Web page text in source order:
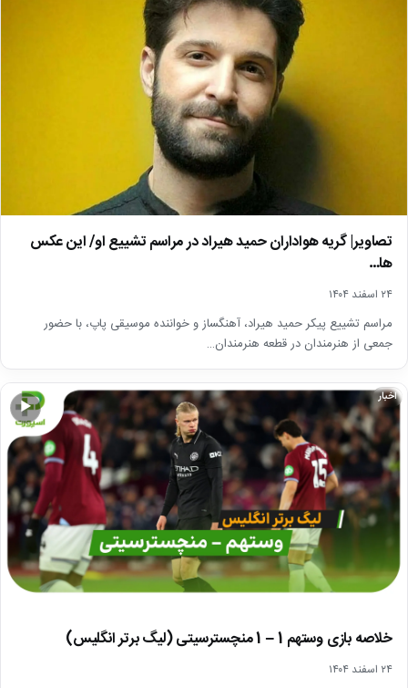
تصاویر| گریه هواداران حمید هیراد در مراسم تشییع او/ این عکس
ها…
۲۴ اسفند ۱۴۰۴
مراسم تشییع پیکر حمید هیراد، آهنگساز و خواننده موسیقی پاپ، با حضور
جمعی از هنرمندان در قطعه هنرمندان…
▶
اخبار
خلاصه بازی وستهم 1 – 1 منچسترسیتی (لیگ برتر انگلیس)
۲۴ اسفند ۱۴۰۴